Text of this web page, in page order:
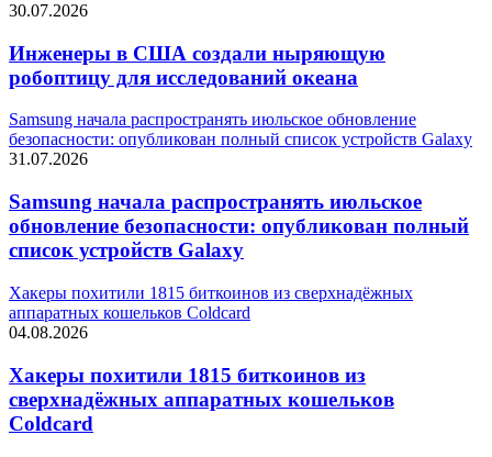
30.07.2026
Инженеры в США создали ныряющую
робоптицу для исследований океана
Samsung начала распространять июльское обновление
безопасности: опубликован полный список устройств Galaxy
31.07.2026
Samsung начала распространять июльское
обновление безопасности: опубликован полный
список устройств Galaxy
Хакеры похитили 1815 биткоинов из сверхнадёжных
аппаратных кошельков Coldcard
04.08.2026
Хакеры похитили 1815 биткоинов из
сверхнадёжных аппаратных кошельков
Coldcard